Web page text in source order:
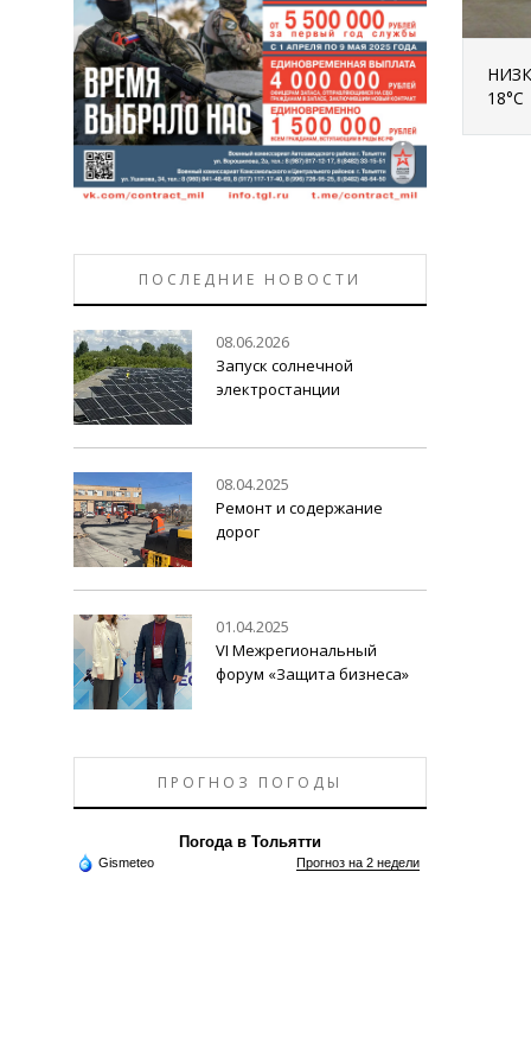
18°С
ПОСЛЕДНИЕ НОВОСТИ
08.06.2026
Запуск солнечной
электростанции
08.04.2025
Ремонт и содержание
дорог
01.04.2025
VI Межрегиональный
форум «Защита бизнеса»
ПРОГНОЗ ПОГОДЫ
Погода в Тольятти
Gismeteo Прогноз на 2 недели